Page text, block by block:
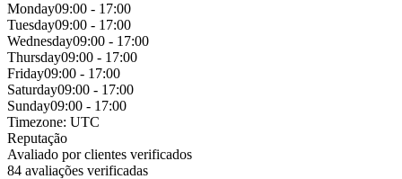
Monday09:00 - 17:00
Tuesday09:00 - 17:00
Wednesday09:00 - 17:00
Thursday09:00 - 17:00
Friday09:00 - 17:00
Saturday09:00 - 17:00
Sunday09:00 - 17:00
Timezone: UTC
Reputação
Avaliado por clientes verificados
84 avaliações verificadas